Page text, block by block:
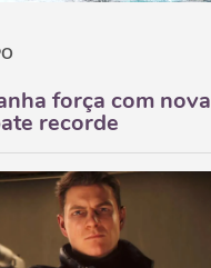
força com nova
recorde